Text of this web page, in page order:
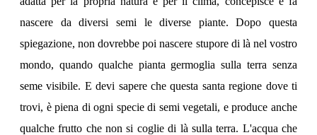
nascere da diversi semi le diverse piante. Dopo questa
spiegazione, non dovrebbe poi nascere stupore di là nel vostro
mondo, quando qualche pianta germoglia sulla terra senza
seme visibile. E devi sapere che questa santa regione dove ti
trovi, è piena di ogni specie di semi vegetali, e produce anche
qualche frutto che non si coglie di là sulla terra. L'acqua che